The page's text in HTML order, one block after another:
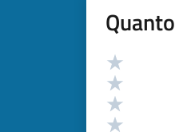
Valutazione